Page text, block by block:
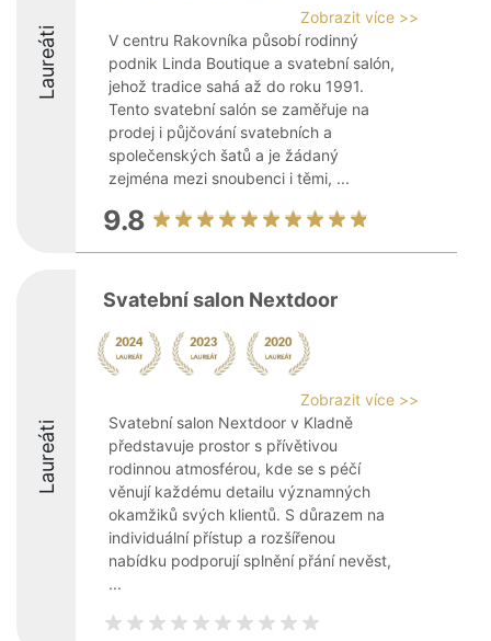
Laureáti
Zobrazit více >>
V centru Rakovníka působí rodinný
podnik Linda Boutique a svatební salón,
jehož tradice sahá až do roku 1991.
Tento svatební salón se zaměřuje na
prodej i půjčování svatebních a
společenských šatů a je žádaný
zejména mezi snoubenci i těmi, ...
9.8
Laureáti
Svatební salon Nextdoor
Zobrazit více >>
Svatební salon Nextdoor v Kladně
představuje prostor s přívětivou
rodinnou atmosférou, kde se s péčí
věnují každému detailu významných
okamžiků svých klientů. S důrazem na
individuální přístup a rozšířenou
nabídku podporují splnění přání nevěst,
...